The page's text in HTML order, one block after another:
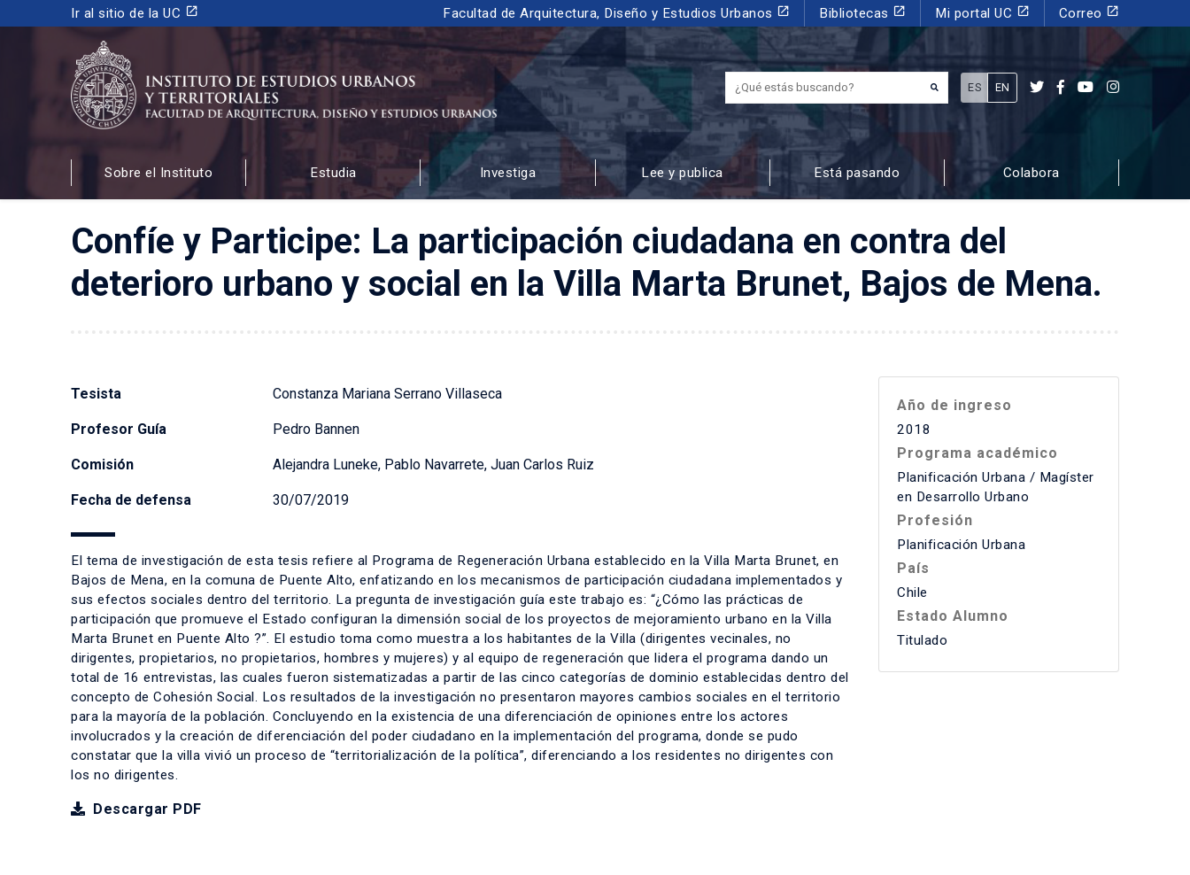
Ir al sitio de la UC launch Facultad de Arquitectura, Diseño y Estudios Urbanos launch Bibliotecas launch Mi portal UC launch Correo launch
INSTITUTO DE ESTUDIOS URBANOS
Y TERRITORIALES
FACULTAD DE ARQUITECTURA, DISEÑO Y ESTUDIOS URBANOS
¿Qué estás buscando?
ES EN
Sobre el Instituto Estudia Investiga Lee y publica Está pasando Colabora
Confíe y Participe: La participación ciudadana en contra del
deterioro urbano y social en la Villa Marta Brunet, Bajos de Mena.
Tesista Constanza Mariana Serrano Villaseca
Profesor Guía Pedro Bannen
Comisión Alejandra Luneke, Pablo Navarrete, Juan Carlos Ruiz
Fecha de defensa 30/07/2019
El tema de investigación de esta tesis refiere al Programa de Regeneración Urbana establecido en la Villa Marta Brunet, en
Bajos de Mena, en la comuna de Puente Alto, enfatizando en los mecanismos de participación ciudadana implementados y
sus efectos sociales dentro del territorio. La pregunta de investigación guía este trabajo es: “¿Cómo las prácticas de
participación que promueve el Estado configuran la dimensión social de los proyectos de mejoramiento urbano en la Villa
Marta Brunet en Puente Alto ?”. El estudio toma como muestra a los habitantes de la Villa (dirigentes vecinales, no
dirigentes, propietarios, no propietarios, hombres y mujeres) y al equipo de regeneración que lidera el programa dando un
total de 16 entrevistas, las cuales fueron sistematizadas a partir de las cinco categorías de dominio establecidas dentro del
concepto de Cohesión Social. Los resultados de la investigación no presentaron mayores cambios sociales en el territorio
para la mayoría de la población. Concluyendo en la existencia de una diferenciación de opiniones entre los actores
involucrados y la creación de diferenciación del poder ciudadano en la implementación del programa, donde se pudo
constatar que la villa vivió un proceso de “territorialización de la política”, diferenciando a los residentes no dirigentes con
los no dirigentes.
Descargar PDF
Año de ingreso
2018
Programa académico
Planificación Urbana / Magíster
en Desarrollo Urbano
Profesión
Planificación Urbana
País
Chile
Estado Alumno
Titulado